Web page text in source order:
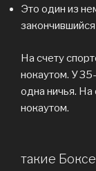
Это один из
На счету
нокаутом. У
одна ничья.
нокаутом.
такие